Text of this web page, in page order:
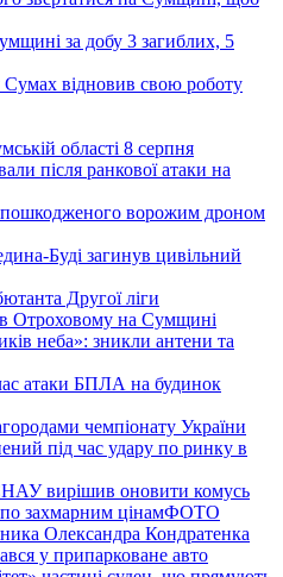
за добу 3 загиблих, 5
відновив свою роботу
області 8 серпня
після ранкової атаки на
пошкодженого ворожим дроном
Буді загинув цивільний
Другої ліги
Отроховому на Сумщині
неба»: зникли антени та
атаки БПЛА на будинок
чемпіонату України
під час удару по ринку в
вирішив оновити комусь
захмарним цінамФОТО
Олександра Кондратенка
у припарковане авто